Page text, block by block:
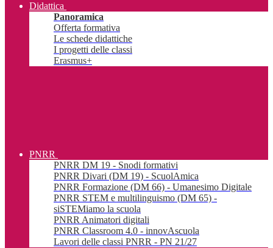
Didattica
Panoramica
Offerta formativa
Le schede didattiche
I progetti delle classi
Erasmus+
PNRR
PNRR DM 19 - Snodi formativi
PNRR Divari (DM 19) - ScuolAmica
PNRR Formazione (DM 66) - Umanesimo Digitale
PNRR STEM e multilinguismo (DM 65) -
siSTEMiamo la scuola
PNRR Animatori digitali
PNRR Classroom 4.0 - innovAscuola
Lavori delle classi PNRR - PN 21/27